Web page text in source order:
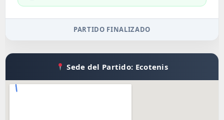
PARTIDO FINALIZADO
Sede del Partido: Ecotenis